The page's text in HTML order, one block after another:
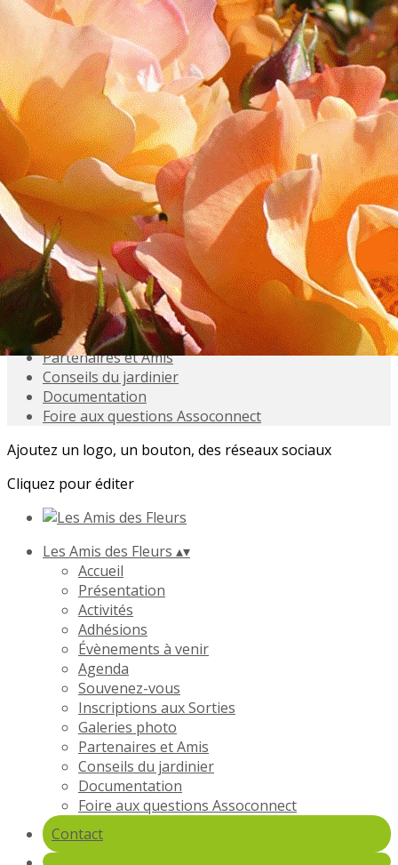
Exporter les lignes sélectionnées
Exporter toutes les colonnes
Exporter uniquement les colonnes affichées
Menu
<
>
Accueil
Présentation
Activités
Adhésions
Évènements à venir
Agenda
Souvenez-vous
Inscriptions aux Sorties
Galeries photo
Partenaires et Amis
Conseils du jardinier
Documentation
Foire aux questions Assoconnect
Ajoutez un logo, un bouton, des réseaux sociaux
Cliquez pour éditer
Les Amis des Fleurs ▴▾
Accueil
Présentation
Activités
Adhésions
Évènements à venir
Agenda
Souvenez-vous
Inscriptions aux Sorties
Galeries photo
Partenaires et Amis
Conseils du jardinier
Documentation
Foire aux questions Assoconnect
Contact